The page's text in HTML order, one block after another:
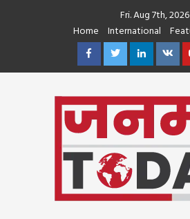
Fri. Aug 7th, 2026
Home
International
FacebookTwitterLinkedin
VK